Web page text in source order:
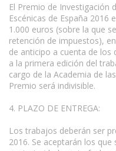
El Premio de Investigación
Escénicas de España
1.000 euros (sobre la que
retención de impuestos),
de anticipo a cuenta de
a la primera edición del
cargo de la Academia de
Premio será indivisible.
4. PLAZO DE ENTREGA:
Los trabajos deberán ser
2016. Se aceptarán los